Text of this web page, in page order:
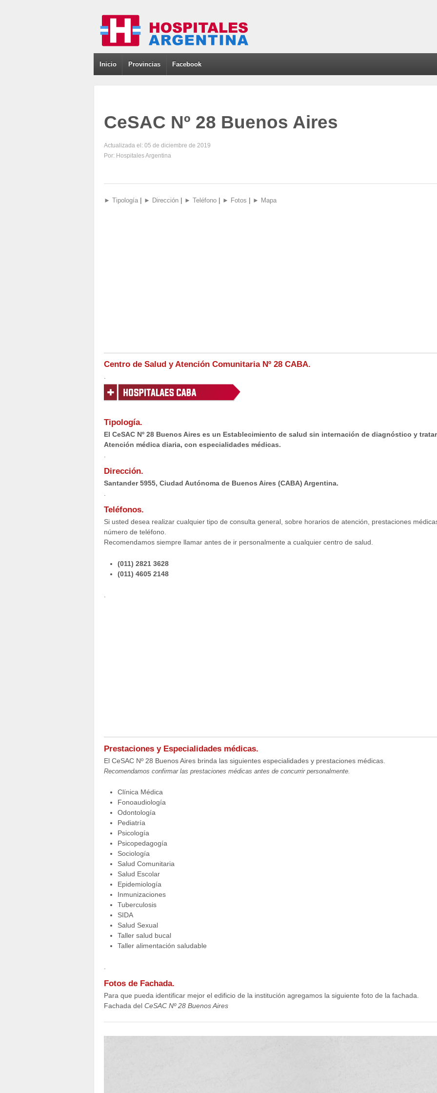
Inicio Provincias Facebook
CeSAC Nº 28 Buenos Aires
Actualizada el: 05 de diciembre de 2019
Por: Hospitales Argentina
► Tipología | ► Dirección | ► Teléfono | ► Fotos | ► Mapa
Centro de Salud y Atención Comunitaria Nº 28 CABA.
.
Tipología.
El CeSAC Nº 28 Buenos Aires es un Establecimiento de salud sin internación de diagnóstico y
Atención médica diaria, con especialidades médicas.
Dirección.
Santander 5955, Ciudad Autónoma de Buenos Aires (CABA) Argentina.
Teléfonos.
Si usted desea realizar cualquier tipo de consulta general, sobre horarios de atención, prestaciones
número de teléfono.
Recomendamos siempre llamar antes de ir personalmente a cualquier centro de salud.
(011) 2821 3628
(011) 4605 2148
.
Prestaciones y Especialidades médicas.
El CeSAC Nº 28 Buenos Aires brinda las siguientes especialidades y prestaciones médicas.
Recomendamos confirmar las prestaciones médicas antes de concurrir personalmente.
Clínica Médica
Fonoaudiología
Odontología
Pediatría
Psicología
Psicopedagogía
Sociología
Salud Comunitaria
Salud Escolar
Epidemiología
Inmunizaciones
Tuberculosis
SIDA
Salud Sexual
Taller salud bucal
Taller alimentación saludable
.
Fotos de Fachada.
Para que pueda identificar mejor el edificio de la institución agregamos la siguiente foto de la fachada.
Fachada del CeSAC Nº 28 Buenos Aires